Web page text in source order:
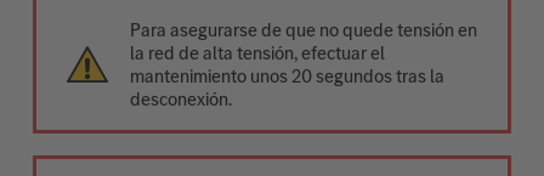
Para asegurarse de que no quede tensión en
la red de alta tensión, efectuar el
mantenimiento unos 20 segundos tras la
desconexión.